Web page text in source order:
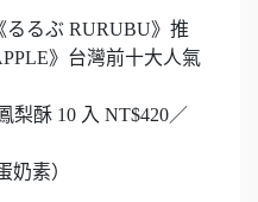
るるぶ RURUBU》推
》台灣前十大人氣
梨酥 10 入 NT$420／
奶素）